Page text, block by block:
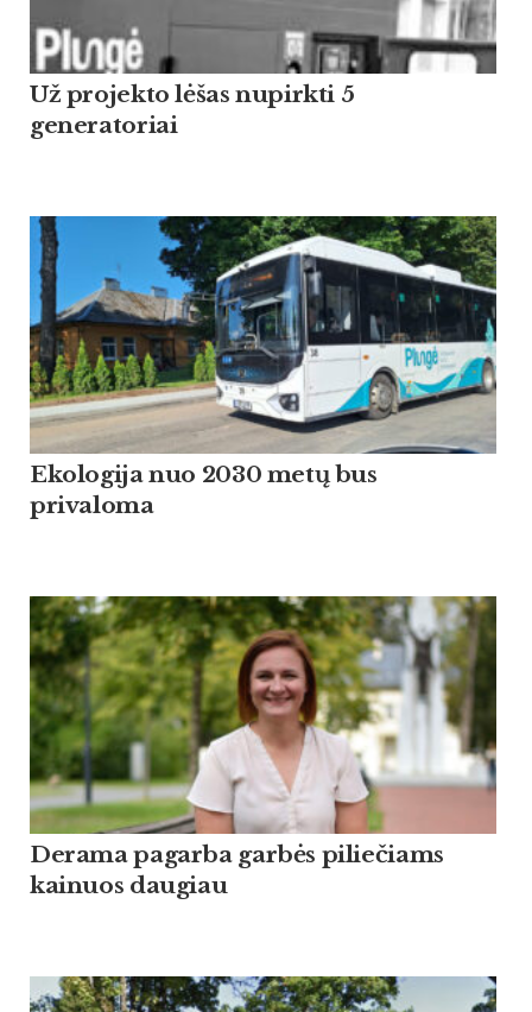
Už projekto lėšas nupirkti 5
generatoriai
Ekologija nuo 2030 metų bus
privaloma
Derama pagarba garbės piliečiams
kainuos daugiau